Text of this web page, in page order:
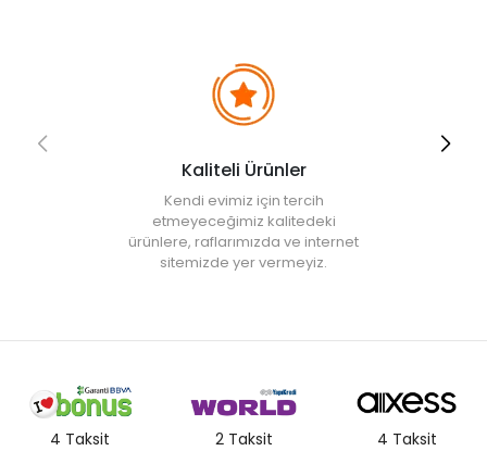
Kaliteli Ürünler
Kendi evimiz için tercih
etmeyeceğimiz kalitedeki
ürünlere, raflarımızda ve internet
sitemizde yer vermeyiz.
4 Taksit 2 Taksit 4 Taksit